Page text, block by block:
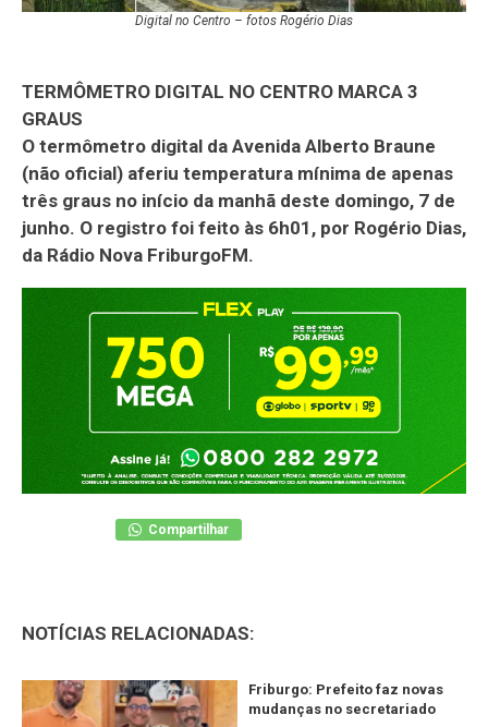
Digital no Centro – fotos Rogério Dias
TERMÔMETRO DIGITAL NO CENTRO MARCA 3
GRAUS
O termômetro digital da Avenida Alberto Braune
(não oficial) aferiu temperatura mínima de apenas
três graus no início da manhã deste domingo, 7 de
junho. O registro foi feito às 6h01, por Rogério Dias,
da Rádio Nova FriburgoFM.
Compartilhar
NOTÍCIAS RELACIONADAS:
Friburgo: Prefeito faz novas
mudanças no secretariado